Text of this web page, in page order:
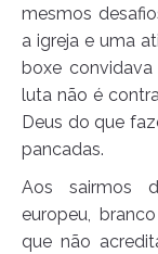
mesmos
a igreja e uma
boxe
luta não é
Deus do que
pancadas.
Aos sairmos
europeu,
que não